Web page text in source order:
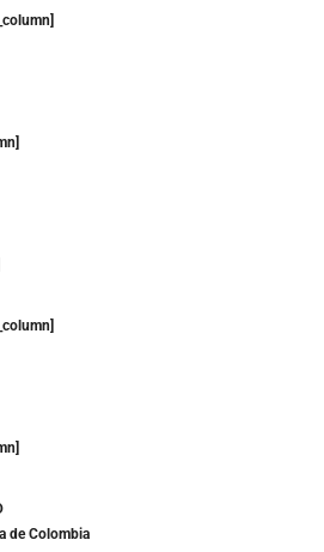
de Colombia